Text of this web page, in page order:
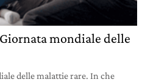
mondiale delle
delle malattie rare. In che